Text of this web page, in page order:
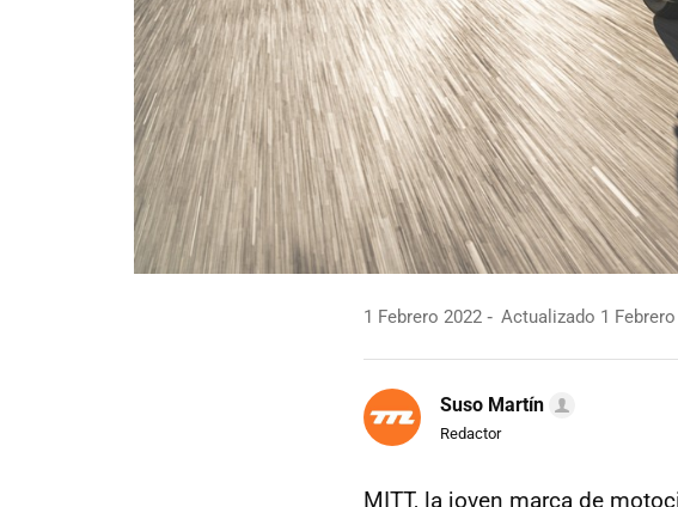
1 Febrero 2022 Actualizado 1
Suso Martín
Redactor
MITT, la joven marca de